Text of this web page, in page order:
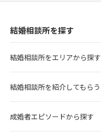
結婚相談所を探す
結婚相談所をエリアから探す
結婚相談所を紹介してもらう
成婚者エピソードから探す